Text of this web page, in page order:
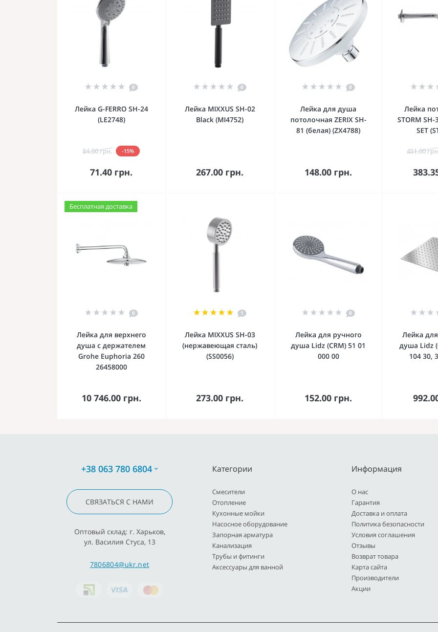
0
Лейка G-FERRO SH-24
(LE2748)
84.00 грн. -15%
71.40 грн.
В корзину
0
Лейка MIXXUS SH-02
Black (MI4752)
267.00 грн.
В корзину
0
Лейка для душа
потолочная ZERIX SH-
81 (белая) (ZX4788)
148.00 грн.
В корзину
Лейка
STORM
SET
451.00
В
Бесплатная доставка
0
Лейка для верхнего
душа с держателем
Grohe Euphoria 260
26458000
10 746.00 грн.
В корзину
1
Лейка MIXXUS SH-03
(нержавеющая сталь)
(SS0056)
273.00 грн.
В корзину
0
Лейка для ручного
душа Lidz (CRM) 51 01
000 00
152.00 грн.
В корзину
Лейка
душа Lidz
104 30,
В
+38 063 780 6804
СВЯЗАТЬСЯ С НАМИ
Оптовый склад: г. Харьков,
ул. Василия Стуса, 13
7806804@ukr.net
Категории
Cмесители
Отопление
Кухонные мойки
Насосное оборудование
Запорная арматура
Канализация
Трубы и фитинги
Аксессуары для ванной
Информация
О нас
Гарантия
Доставка и оплата
Политика безопасности
Условия соглашения
Отзывы
Возврат товара
Карта сайта
Производители
Акции